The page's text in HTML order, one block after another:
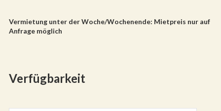
Vermietung unter der Woche/Wochenende: Mietpreis nur auf
Anfrage möglich
Verfügbarkeit